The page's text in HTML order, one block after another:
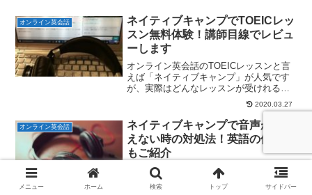
オンライン英会話
ネイティブキャンプでTOEICレッ
スン無料体験！講師目線でレビュ
ーします
オンライン英会話のTOEICレッスンと言
えば「ネイティブキャンプ」が人気です
が、実際はどんなレッスンが受けれるの
か気になりますよね。そこで大学生や社
会人対象にTOEIC対策をしている「現役
講師」の目線でレビューしていきたいと
思います！就活や会社の昇進などで
TOEICスコアが必要な人はぜひ参考にし
てみてください～。
2020.03.27
オンライン英会話
ネイティブキャンプで音声が聞こ
えない時の対処法！英語の伝え方
もご紹介
今回の記事では、ネイティブキャンプの
レッスン中に音声が聞こえない時の対処
法として、実際に私がやった方法をご紹
メニュー ホーム 検索 トップ サイドバー